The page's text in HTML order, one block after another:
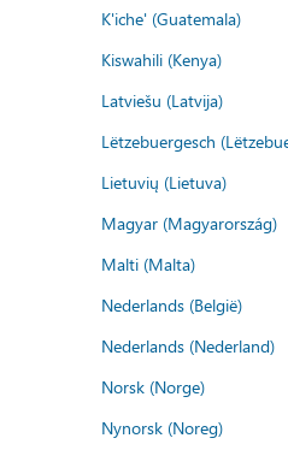
K'iche' (Guatemala)
Kiswahili (Kenya)
Latviešu (Latvija)
Lëtzebuergesch
Lietuvių (Lietuva)
Magyar (Magyarország)
Malti (Malta)
Nederlands (België)
Nederlands (Nederland)
Norsk (Norge)
Nynorsk (Noreg)